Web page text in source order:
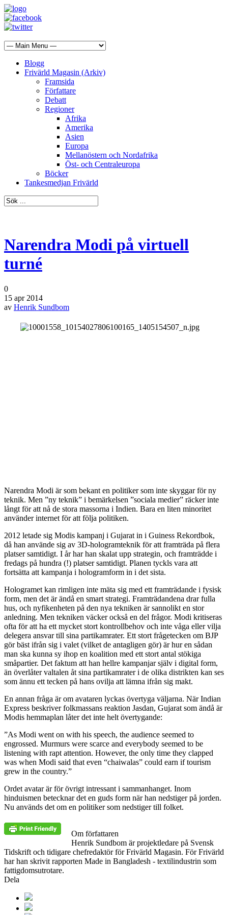
Blogg
Frivärld Magasin (Arkiv)
Framsida
Författare
Debatt
Regioner
Afrika
Amerika
Asien
Europa
Mellanöstern och Nordafrika
Öst- och Centraleuropa
Böcker
Tankesmedjan Frivärld
Narendra Modi på virtuell
turné
0
15 apr 2014
av Henrik Sundbom
Narendra Modi är som bekant en politiker som inte skyggar för ny
teknik. Men ”ny teknik” i bemärkelsen ”sociala medier” räcker inte
långt för att nå de stora massorna i Indien. Bara en liten minoritet
använder internet för att följa politiken.
2012 letade sig Modis kampanj i Gujarat in i Guiness Rekordbok,
då han använde sig av 3D-hologramteknik för att framträda på flera
platser samtidigt. I år har han skalat upp strategin, och framträdde i
fredags på hundra (!) platser samtidigt. Planen tyckls vara att
fortsätta att kampanja i hologramform in i det sista.
Hologramet kan rimligen inte mäta sig med ett framträdande i fysisk
form, men det är ändå en smart strategi. Framträdandena drar fulla
hus, och nyfikenheten på den nya tekniken är sannolikt en stor
anledning. Men tekniken väcker också en del frågor. Modi kritiseras
ofta för att ha ett mycket stort kontrollbehov och inte våga eller vilja
delegera ansvar till sina partikamrater. Ett stort frågetecken om BJP
gör bäst ifrån sig i valet (vilket de antagligen gör) är hur en sådan
man ska kunna sy ihop en koalition med ett stort antal stökiga
småpartier. Det faktum att han hellre kampanjar själv i digital form,
än överlåter valtalen åt sina partikamrater i de olika distrikten kan ses
som ännu ett tecken på hans ovilja att lämna ifrån sig makt.
En annan fråga är om avataren lyckas övertyga väljarna. När Indian
Express beskriver folkmassans reaktion Jasdan, Gujarat som ändå är
Modis hemmaplan låter det inte helt övertygande:
”As Modi went on with his speech, the audience seemed to
engrossed. Murmurs were scarce and everybody seemed to be
listening with rapt attention. However, the only time they clapped
was when Modi said that even “chaiwalas” could earn if tourism
grew in the country.”
Ordet avatar är för övrigt intressant i sammanhanget. Inom
hinduismen betecknar det en guds form när han nedstiger på jorden.
Nu används det om en politiker som nedstiger till folket.
Om författaren
Henrik Sundbom är projektledare på Svensk
Tidskrift och tidigare chefredaktör för Frivärld Magasin. För Frivärld
har han skrivit rapporten Made in Bangladesh - textilindustrin som
fattigdomsutrotare.
Dela